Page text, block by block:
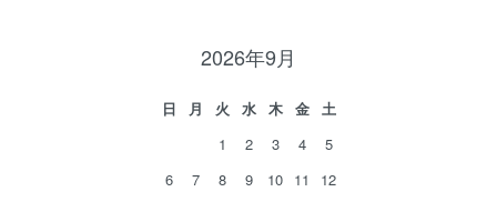
2026年9月
日 月 火 水 木 金
土
1
2 3 4
5
6
7 8 9 10 11
12